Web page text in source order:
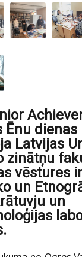
Ēnu dienas
Latvijas
zinātņu
vēstures
un
un